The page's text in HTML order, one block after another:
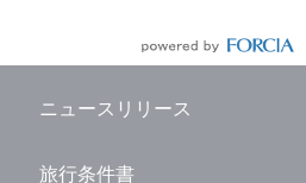
ニュースリリース
旅行条件書